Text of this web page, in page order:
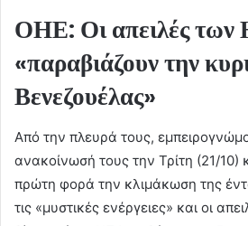
ΟΗΕ: Οι απειλές
«παραβιάζουν την
Βενεζουέλας»
Από την πλευρά τους,
ανακοίνωσή τους την Τρίτη (21/10)
πρώτη φορά την κλιμάκωση της
τις «μυστικές ενέργειες» και οι